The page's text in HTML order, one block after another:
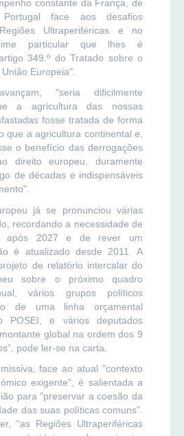
constante da França, de
face aos desafios
Ultraperiféricas e no
particular que lhes é
349.º do Tratado sobre o
Europeia".
"seria dificilmente
a agricultura das nossas
fosse tratada de forma
que a agricultura continental e,
o benefício das derrogações
direito europeu, duramente
de décadas e indispensáveis
já se pronunciou várias
recordando a necessidade de
após 2027 e de rever um
é atualizado desde 2011. A
de relatório intercalar do
sobre o próximo quadro
vários grupos políticos
de uma linha orçamental
POSEI, e vários deputados
global na ordem dos 9
pode ler-se na carta.
face ao atual "contexto
exigente", é salientada a
para "preservar a coesão da
das suas políticas comuns".
"as Regiões Ultraperiféricas